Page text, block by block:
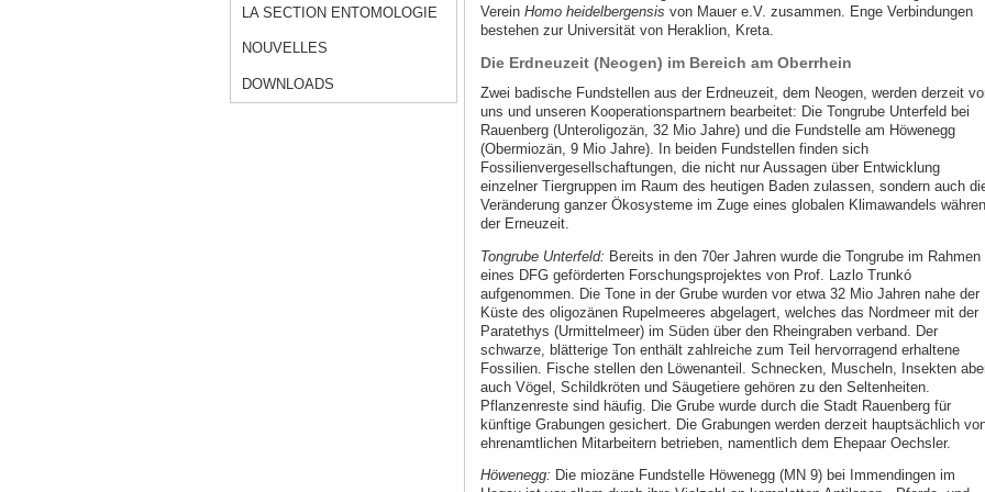
LA SECTION ENTOMOLOGIE
NOUVELLES
DOWNLOADS
Verein Homo heidelbergensis von Mauer e.V. zusammen. Enge Verbindungen
bestehen zur Universität von Heraklion, Kreta.
Die Erdneuzeit (Neogen) im Bereich am Oberrhein
Zwei badische Fundstellen aus der Erdneuzeit, dem Neogen, werden derzeit
uns und unseren Kooperationspartnern bearbeitet: Die Tongrube Unterfeld bei
Rauenberg (Unteroligozän, 32 Mio Jahre) und die Fundstelle am Höwenegg
(Obermiozän, 9 Mio Jahre). In beiden Fundstellen finden sich
Fossilienvergesellschaftungen, die nicht nur Aussagen über Entwicklung
einzelner Tiergruppen im Raum des heutigen Baden zulassen, sondern auch
Veränderung ganzer Ökosysteme im Zuge eines globalen Klimawandels
der Erneuzeit.
Tongrube Unterfeld: Bereits in den 70er Jahren wurde die Tongrube im Rahmen
eines DFG geförderten Forschungsprojektes von Prof. Lazlo Trunkó
aufgenommen. Die Tone in der Grube wurden vor etwa 32 Mio Jahren nahe der
Küste des oligozänen Rupelmeeres abgelagert, welches das Nordmeer mit der
Paratethys (Urmittelmeer) im Süden über den Rheingraben verband. Der
schwarze, blätterige Ton enthält zahlreiche zum Teil hervorragend erhaltene
Fossilien. Fische stellen den Löwenanteil. Schnecken, Muscheln, Insekten
auch Vögel, Schildkröten und Säugetiere gehören zu den Seltenheiten.
Pflanzenreste sind häufig. Die Grube wurde durch die Stadt Rauenberg für
künftige Grabungen gesichert. Die Grabungen werden derzeit hauptsächlich
ehrenamtlichen Mitarbeitern betrieben, namentlich dem Ehepaar Oechsler.
Höwenegg: Die miozäne Fundstelle Höwenegg (MN 9) bei Immendingen im